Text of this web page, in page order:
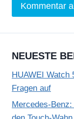
NEUESTE
HUAWEI Watch
Fragen auf
Mercedes-